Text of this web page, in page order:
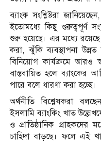
ব্যাংক সংশ্লিষ্টরা
ইতোমধ্যে কিছু গুরুত্বপূর্ণ
শুরু হয়েছে। এর মধ্যে রয়েছে
করা, ঝুঁকি ব্যবস্থাপনা
বিনিয়োগ কার্যক্রমে আরও
বাস্তবায়িত হলে ব্যাংকের
পারে বলে ধারণা করা হচ্ছে।
অর্থনীতি বিশ্লেষকরা
ইসলামি ব্যাংকিং খাত
ও প্রাতিষ্ঠানিক গ্রাহকদের
চাহিদা বাড়ছে। ফলে এই